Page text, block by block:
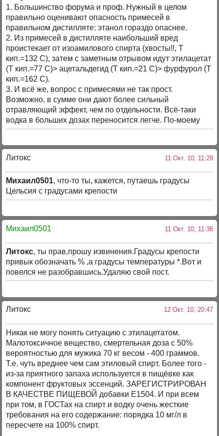
1. Большинство форума и проф. Нужный в целом
правильно оценивают опасность примесей в
правильном дистилляте: этанол гораздо опаснее.
2. Из примесей в дистилляте наибольший вред
проистекает от изоамилового спирта (хвосты!!, Т
кип.=132 С), затем с заметным отрывом идут этилацетат
(Т кип.=77 С)> ацетальдегид (Т кип.=21 С)> фурфурол (Т
кип.=162 С).
3. И всё же, вопрос с примесями не так прост.
Возможно, в сумме они дают более сильный
отравляющий эффект, чем по отдельности. Всё-таки
водка в больших дозах переносится легче. По-моему
Литокс 11 Окт. 10, 11:28
Михаил0501, что-то ты, кажется, путаешь градусы
Цельсия с градусами крепости
Михаил0501 11 Окт. 10, 11:36
Литокс, ты прав,прошу извинения.Градусы крепости
привык обозначать % ,а градусы температуры *.Вот и
повелся не разобравшись.Удаляю свой пост.
Литокс 12 Окт. 10, 20:47
Никак не могу понять ситуацию с этилацетатом.
Малотоксичное вещество, смертельная доза с 50%
вероятностью для мужика 70 кг весом - 400 граммов.
Т.е. чуть вреднее чем сам этиловый спирт. Более того -
из-за приятного запаха используется в пищёвке как
компонент фруктовых эссенций. ЗАРЕГИСТРИРОВАН
В КАЧЕСТВЕ ПИЩЕВОЙ добавки Е1504. И при всем
при том, в ГОСТах на спирт и водку очень жесткие
требования на его содержание: порядка 10 мг/л в
пересчете на 100% спирт.